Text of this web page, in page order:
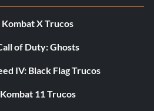
X Trucos
of Duty: Ghosts
IV: Black Flag Trucos
11 Trucos